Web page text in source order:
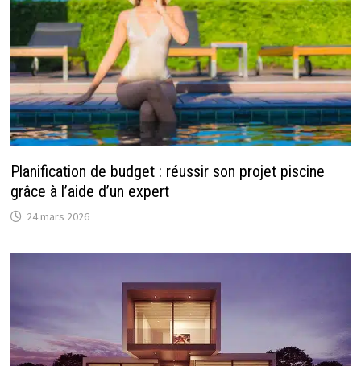
Planification de budget : réussir son projet piscine
grâce à l’aide d’un expert
24 mars 2026